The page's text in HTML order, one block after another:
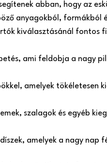
abban, hogy az
anyagokból, formákból
kiválasztásánál fontos
ami feldobja a nagy
amelyek tökéletesen
szalagok és egyéb
amelyek a nagy nap